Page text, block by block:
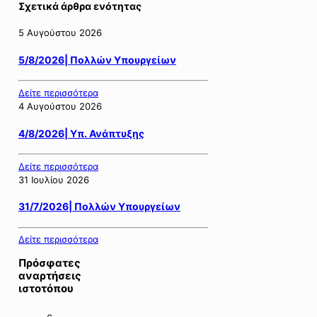
Σχετικά άρθρα ενότητας
5 Αυγούστου 2026
5/8/2026| Πολλών Υπουργείων
Δείτε περισσότερα
4 Αυγούστου 2026
4/8/2026| Υπ. Ανάπτυξης
Δείτε περισσότερα
31 Ιουλίου 2026
31/7/2026| Πολλών Υπουργείων
Δείτε περισσότερα
Πρόσφατες
αναρτήσεις
ιστοτόπου